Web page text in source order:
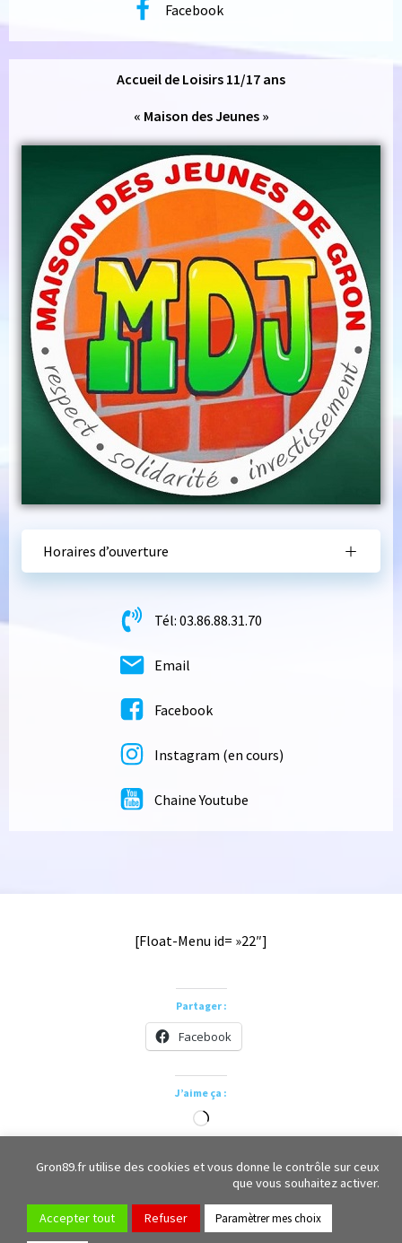
Facebook
Accueil de Loisirs 11/17 ans
« Maison des Jeunes »
Horaires d’ouverture
Tél: 03.86.88.31.70
Email
Facebook
Instagram (en cours)
Chaine Youtube
[Float-Menu id= »22″]
Partager :
Facebook
J’aime ça :
Chargement…
1 Place de l'église, 89100, Gron
03.86.65.48.43
Contacter la Mairie
Gron89 Evènementiel
Gron89.fr utilise des cookies et vous donne le contrôle sur ceux
que vous souhaitez activer.
Accepter tout Refuser Paramètrer mes choix